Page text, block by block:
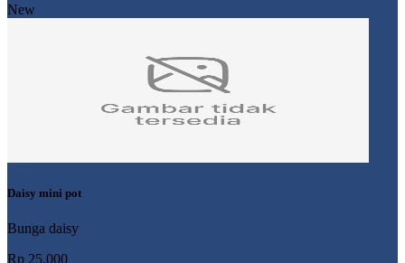
New
Daisy mini pot
Bunga daisy
Rp 25.000